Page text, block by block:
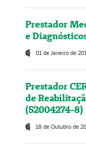
Prestador
e
01 de Janeiro de
Prestador
de
(52004274-8)
18 de Outubro de